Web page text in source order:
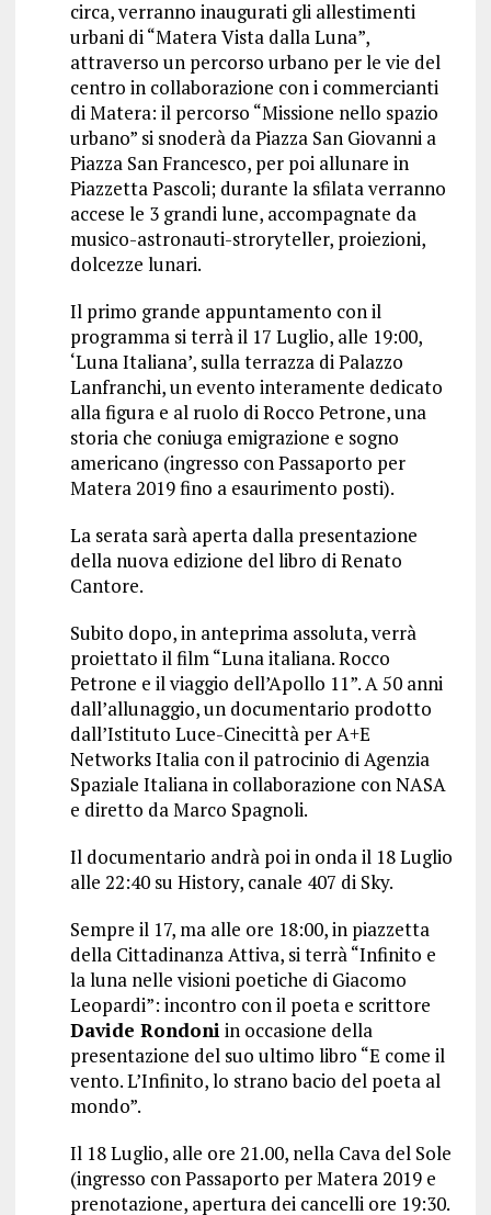
circa, verranno inaugurati gli allestimenti
urbani di “Matera Vista dalla Luna”,
attraverso un percorso urbano per le vie del
centro in collaborazione con i commercianti
di Matera: il percorso “Missione nello spazio
urbano” si snoderà da Piazza San Giovanni a
Piazza San Francesco, per poi allunare in
Piazzetta Pascoli; durante la sfilata verranno
accese le 3 grandi lune, accompagnate da
musico-astronauti-stroryteller, proiezioni,
dolcezze lunari.
Il primo grande appuntamento con il
programma si terrà il 17 Luglio, alle 19:00,
‘Luna Italiana’, sulla terrazza di Palazzo
Lanfranchi, un evento interamente dedicato
alla figura e al ruolo di Rocco Petrone, una
storia che coniuga emigrazione e sogno
americano (ingresso con Passaporto per
Matera 2019 fino a esaurimento posti).
La serata sarà aperta dalla presentazione
della nuova edizione del libro di Renato
Cantore.
Subito dopo, in anteprima assoluta, verrà
proiettato il film “Luna italiana. Rocco
Petrone e il viaggio dell’Apollo 11”. A 50 anni
dall’allunaggio, un documentario prodotto
dall’Istituto Luce-Cinecittà per A+E
Networks Italia con il patrocinio di Agenzia
Spaziale Italiana in collaborazione con NASA
e diretto da Marco Spagnoli.
Il documentario andrà poi in onda il 18 Luglio
alle 22:40 su History, canale 407 di Sky.
Sempre il 17, ma alle ore 18:00, in piazzetta
della Cittadinanza Attiva, si terrà “Infinito e
la luna nelle visioni poetiche di Giacomo
Leopardi”: incontro con il poeta e scrittore
Davide Rondoni in occasione della
presentazione del suo ultimo libro “E come il
vento. L’Infinito, lo strano bacio del poeta al
mondo”.
Il 18 Luglio, alle ore 21.00, nella Cava del Sole
(ingresso con Passaporto per Matera 2019 e
prenotazione, apertura dei cancelli ore 19:30.